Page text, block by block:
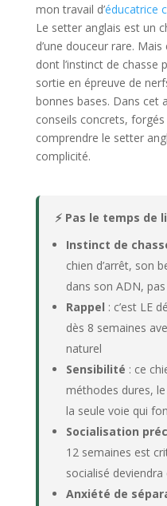
mon travail d’éducatrice
Le setter anglais est un
d’une douceur rare. Mais
dont l’instinct de
sortie en épreuve de
bonnes bases. Dans cet
conseils concrets,
comprendre le setter
complicité.
⚡ Pas le temps de
Instinct de
chien d’arrêt, son
dans son ADN,
Rappel : c’est LE
dès 8 semaines
naturel
Sensibilité : ce
méthodes dures,
la seule voie qui
Socialisation
12 semaines est
socialisé
Anxiété de